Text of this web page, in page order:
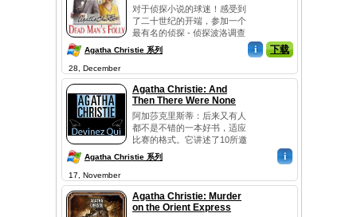
对于侦探小说的球迷！感受到
了二十世纪的开端，参加一个
最有名的侦探 - 侦探波洛调查
的一部分气氛！本游戏是根据
阿加莎克里斯蒂的侦探书 - 死
个故事，它会更有趣的发现是
什么样的神秘发生，谁是谋
杀。为搜寻证据，破译的信
息，证明你是完美的侦探
呢！...
Agatha Christie 系列 i 下载
28, December
Agatha Christie: And
Then There Were None
阿加莎克里斯蒂：后来又有人
都不是不错的一本好书，适应
比赛的格式。它讲述了10所邀
请孤岛的宏伟大厦陌生人的故
事。后来他们发现他们都被吸
个人。真正的乐趣开始作为一
个接一个客人开始的无形杀手
的手死去。虽然你不能阻止犯
Agatha Christie 系列 i
17, November
Agatha Christie: Murder
on the Orient Express